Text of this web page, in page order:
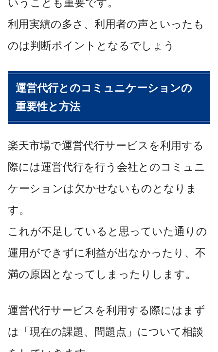
いうことも重要です。
利用実績の多さ、利用者の声といったも
のは判断ポイントとなるでしょう
運営代行とのコミュニケーションの
重要性と方法
楽天市場で運営代行サービスを利用する
際には運営代行を行う会社とのコミュニ
ケーションは欠かせないものとなりま
す。
これが不足していると思っていた通りの
運用ができずに利益が出なかったり、不
満の原因となってしまったりします。
運営代行サービスを利用する際にはまず
は「現在の課題、問題点」について相談